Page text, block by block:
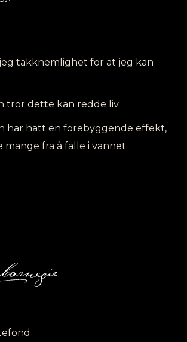
takknemlighet for at jeg kan
tror dette kan redde liv.
har hatt en forebyggende effekt,
mange fra å falle i vannet.